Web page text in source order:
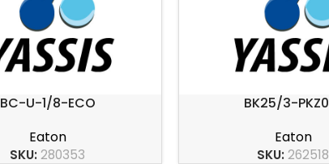
BC-U-1/8-ECO
Eaton
SKU:280353
BK25/3-
Eaton
SKU:262518